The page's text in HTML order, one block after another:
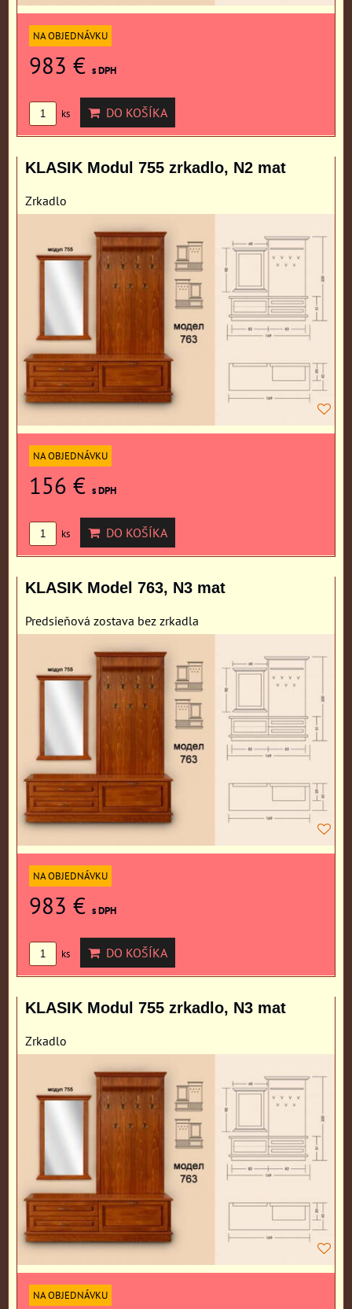
NA OBJEDNÁVKU
983 € s DPH
ks DO KOŠÍKA
KLASIK Modul 755 zrkadlo, N2 mat
Zrkadlo
NA OBJEDNÁVKU
156 € s DPH
ks DO KOŠÍKA
KLASIK Model 763, N3 mat
Predsieňová zostava bez zrkadla
NA OBJEDNÁVKU
983 € s DPH
ks DO KOŠÍKA
KLASIK Modul 755 zrkadlo, N3 mat
Zrkadlo
NA OBJEDNÁVKU